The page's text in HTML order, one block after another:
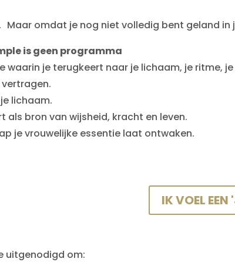
omdat je nog niet volledig bent geland in
is geen programma
waarin je terugkeert naar je lichaam, je ritme,
lichaam.
als bron van wijsheid, kracht en leven.
je vrouwelijke essentie laat ontwaken.
IK VOEL EEN
uitgenodigd om: